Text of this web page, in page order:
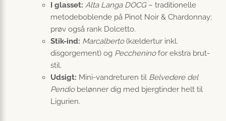
I glasset: Alta Langa DOCG– traditionelle
metodeboblende på Pinot Noir & Chardonnay;
prøv også rank Dolcetto.
Stik-ind: Marcalberto(kældertur inkl.
disgorgement) og Peccheninofor ekstra brut-
stil.
Udsigt: Mini-vandreturen til Belvedere del
Pendìobelønner dig med bjergtinder helt til
Ligurien.